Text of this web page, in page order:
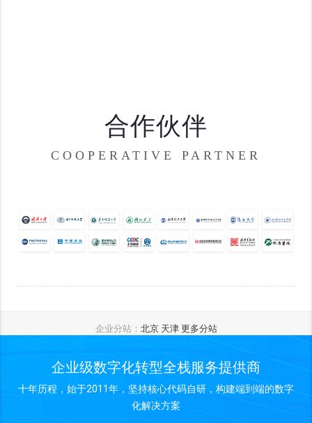
合作伙伴
COOPERATIVE PARTNER
企业分站： 北京 天津 更多分站
企业级数字化转型全栈服务提供商
十年历程，始于2011年，坚持核心代码自研，构建端到端的数字
化解决方案